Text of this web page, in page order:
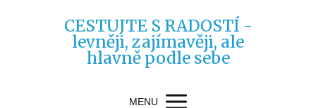
CESTUJTE S RADOSTÍ -
levněji, zajímavěji, ale
hlavně podle sebe
MENU